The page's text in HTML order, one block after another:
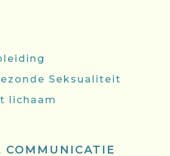
Seksualiteit
lichaam
COMMUNICATIE